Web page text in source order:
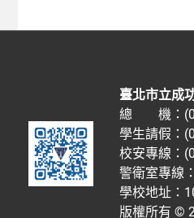
臺北市立成
總 機：
學生請假：
校安專線：
警衛室專線
學校地址：
版權所有 ©